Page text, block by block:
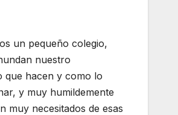
un pequeño colegio,
nuestro
que hacen y como lo
y muy humildemente
muy necesitados de esas